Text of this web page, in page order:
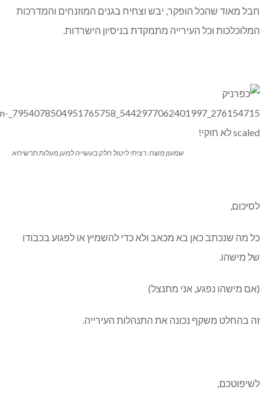
חבל מאוד שהכל הופקר, יבש וצחיח בגנים המוזנחים והמדרכות
המלוכלכות וכל העירייה מתמקדת בניסיון הישרדות.
שמעון משה: רציתי ליטול חלק בעשייה למען מעלות תרשיחא
לסיכום,
כל מה שנכתב כאן בא מכאב ולא כדי להשמיץ או לפגוע בכבודו
של מישהו.
(אם מישהו נפגע, אני מתנצל)
זה בהחלט משקף נכונה את התנהלות העירייה.
לשיפוטכם,